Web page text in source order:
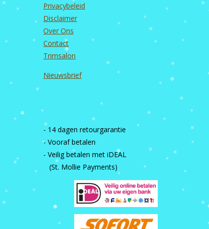
Privacybeleid
Disclaimer
Over Ons
Contact
Trimsalon
Nieuwsbrief
- 14 dagen retourgarantie
- Vooraf betalen
- Veilig betalen met iDEAL
(St. Mollie Payments)